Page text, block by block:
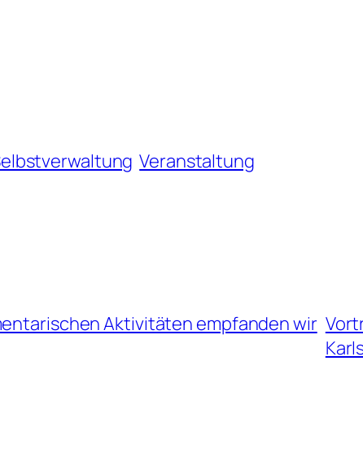
Veranstaltung
Aktivitäten empfanden wir